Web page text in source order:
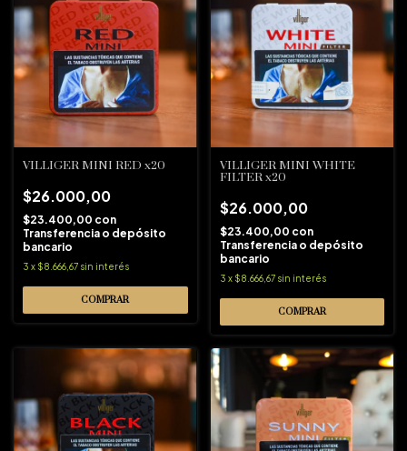
VILLIGER MINI RED x20
$26.000,00
$23.400,00 con
Transferencia o depósito
bancario
3 x $8.666,67 sin interés
VILLIGER MINI WHITE
FILTER x20
$26.000,00
$23.400,00 con
Transferencia o depósito
bancario
3 x $8.666,67 sin interés